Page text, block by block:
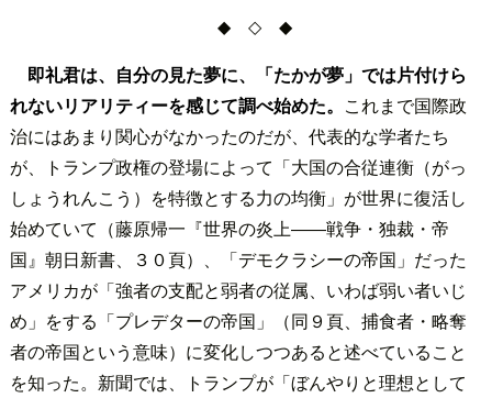
◆ ◇ ◆
即礼君は、自分の見た夢に、「たかが夢」では片付けら
れないリアリティーを感じて調べ始めた。 これまで国際政
治にはあまり関心がなかったのだが、代表的な学者たち
が、トランプ政権の登場によって「大国の合従連衡（がっ
しょうれんこう）を特徴とする力の均衡」が世界に復活し
始めていて（藤原帰一『世界の炎上――戦争・独裁・帝
国』朝日新書、３０頁）、「デモクラシーの帝国」だった
アメリカが「強者の支配と弱者の従属、いわば弱い者いじ
め」をする「プレデターの帝国」（同９頁、捕食者・略奪
者の帝国という意味）に変化しつつあると述べていること
を知った。新聞では、トランプが「ぼんやりと理想として